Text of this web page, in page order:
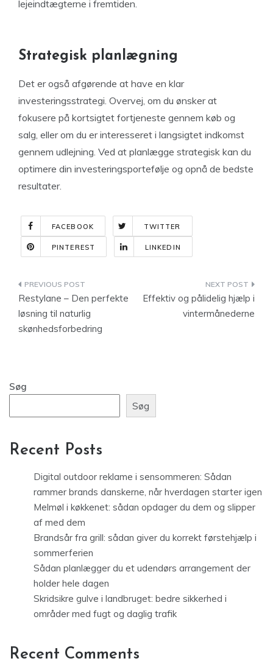
lejeindtægterne i fremtiden.
Strategisk planlægning
Det er også afgørende at have en klar
investeringsstrategi. Overvej, om du ønsker at
fokusere på kortsigtet fortjeneste gennem køb og
salg, eller om du er interesseret i langsigtet indkomst
gennem udlejning. Ved at planlægge strategisk kan du
optimere din investeringsportefølje og opnå de bedste
resultater.
FACEBOOK TWITTER
PINTEREST LINKEDIN
Indlægsnavigation
Restylane – Den perfekte
løsning til naturlig
skønhedsforbedring
Effektiv og pålidelig hjælp i
vintermånederne
Søg
Søg
Recent Posts
Digital outdoor reklame i sensommeren: Sådan
rammer brands danskerne, når hverdagen starter igen
Melmøl i køkkenet: sådan opdager du dem og slipper
af med dem
Brandsår fra grill: sådan giver du korrekt førstehjælp i
sommerferien
Sådan planlægger du et udendørs arrangement der
holder hele dagen
Skridsikre gulve i landbruget: bedre sikkerhed i
områder med fugt og daglig trafik
Recent Comments